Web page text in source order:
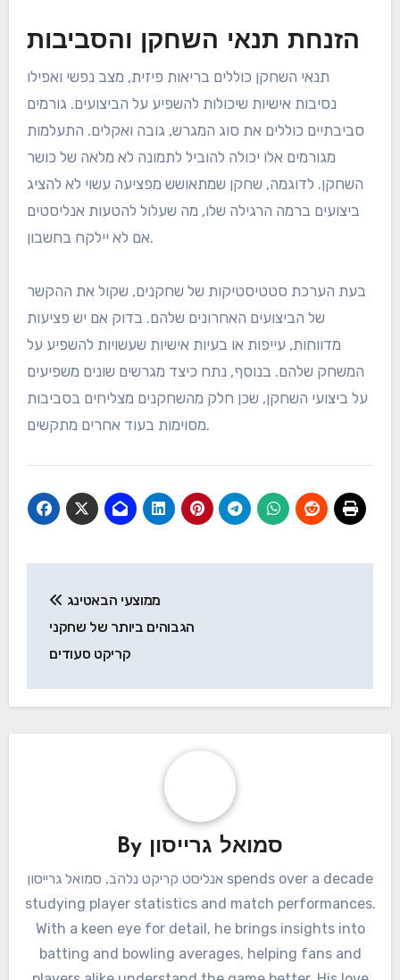
הזנחת תנאי השחקן והסביבות
תנאי השחקן כוללים בריאות פיזית, מצב נפשי ואפילו
נסיבות אישיות שיכולות להשפיע על הביצועים. גורמים
סביבתיים כוללים את סוג המגרש, גובה ואקלים. התעלמות
מגורמים אלו יכולה להוביל לתמונה לא מלאה של כושר
השחקן. לדוגמה, שחקן שמתאושש מפציעה עשוי לא להציג
ביצועים ברמה הרגילה שלו, מה שעלול להטעות אנליסטים
אם לא יילקח בחשבון.
בעת הערכת סטטיסטיקות של שחקנים, שקול את ההקשר
של הביצועים האחרונים שלהם. בדוק אם יש פציעות
מדווחות, עייפות או בעיות אישיות שעשויות להשפיע על
המשחק שלהם. בנוסף, נתח כיצד מגרשים שונים משפיעים
על ביצועי השחקן, שכן חלק מהשחקנים מצליחים בסביבות
מסוימות בעוד אחרים מתקשים.
navigation
הגבוהים ביותר של שחקני
קריקט סעודים
By סמואל גרייסון
אנליסט קריקט נלהב, סמואל גרייסון spends over a decade
studying player statistics and match performances.
With a keen eye for detail, he brings insights into
batting and bowling averages, helping fans and